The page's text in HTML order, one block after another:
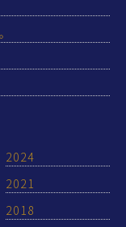
2024
2021
2018